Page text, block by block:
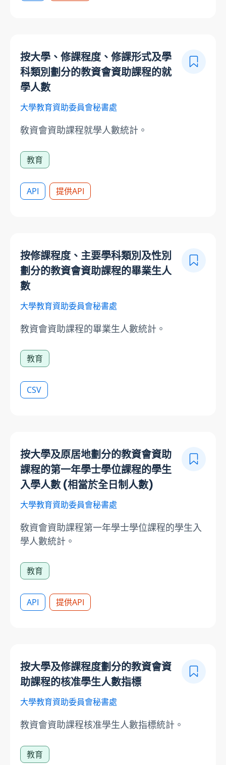
按大學、修課程度、修課形式及學
科類別劃分的教資會資助課程的就
學人數
大學教育資助委員會秘書處
敎資會資助課程就學人數統計。
教育
API 提供API
按修課程度、主要學科類別及性別
劃分的教資會資助課程的畢業生人
數
大學教育資助委員會秘書處
教資會資助課程的畢業生人數統計。
教育
CSV
按大學及原居地劃分的教資會資助
課程的第一年學士學位課程的學生
入學人數 (相當於全日制人數)
大學教育資助委員會秘書處
敎資會資助課程第一年學士學位課程的學生入
學人數統計。
教育
API 提供API
按大學及修課程度劃分的教資會資
助課程的核准學生人數指標
大學教育資助委員會秘書處
教資會資助課程核准學生人數指標統計。
教育